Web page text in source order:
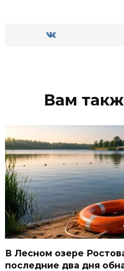
Вам
В Лесном озере
последние два дня